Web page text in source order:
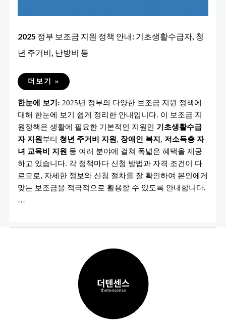
2025 정부 보조금 지원 정책 안내: 기초생활수급자, 청
년 주거비, 난방비 등
2025
보
금
지
원
정
책
안
내:
기
초
생
활
주
더보기 »
한눈에 보기: 2025년 정부의 다양한 보조금 지원 정책에
대해 한눈에 보기 쉽게 정리한 안내입니다. 이 보조금 지
원정책은 생활에 필요한 기본적인 지원인 기초생활수급
자 지원부터 청년 주거비 지원, 장애인 복지, 저소득층 자
녀 교육비 지원 등 여러 분야에 걸쳐 폭넓은 혜택을 제공
하고 있습니다. 각 정책마다 신청 방법과 자격 조건이 다
르므로, 자세한 정보와 신청 절차를 잘 확인하여 본인에게
맞는 보조금을 적극적으로 활용할 수 있도록 안내합니다.
…